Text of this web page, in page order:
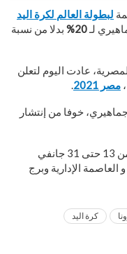
لبطولة العالم لكرة اليد
لـ
بدلا من نسبة
عادت اليوم لتعلن
مصر 2021 .
خوفا من إنتشار
و من المقرر أن تقام البطولة خلال الفترة من 13 حتى 31 جانفي
و العاصمة الإدارية وبرج
كرة اليد